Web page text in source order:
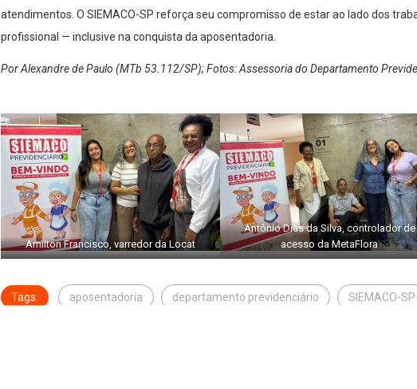
atendimentos. O SIEMACO-SP reforça seu compromisso de estar ao lado dos
profissional — inclusive na conquista da aposentadoria.
Por Alexandre de Paulo (MTb 53.112/SP); Fotos: Assessoria do Departamento
Amilton Francisco, varredor da Locat
Antônio Dias da Silva, controlador de
acesso da MetaFlora
Tags: aposentadoria departamento previdenciário SIEMACO-SP